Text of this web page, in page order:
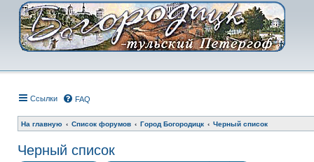
Ссылки FAQ
На главную Список форумов Город Богородицк Черный список
Черный список